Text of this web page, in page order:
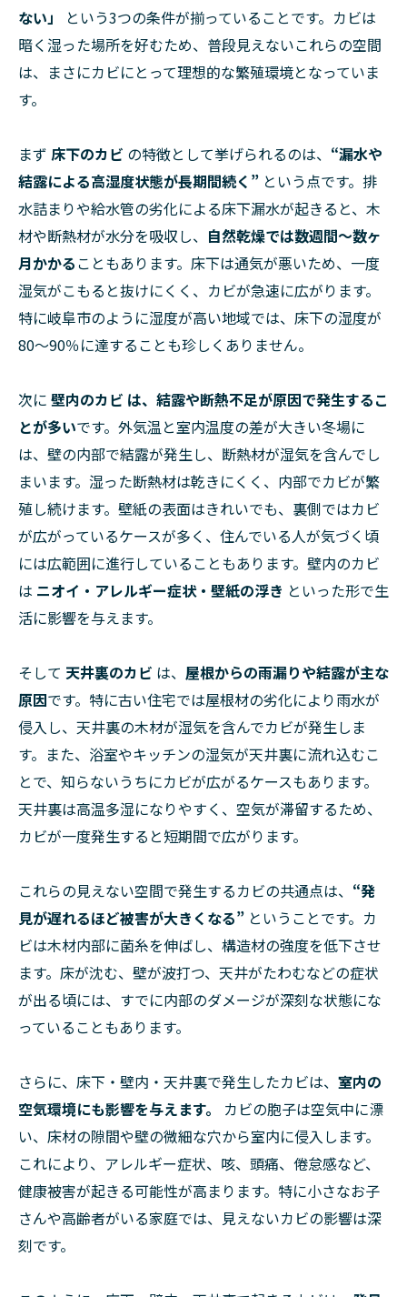
ない」
という3つの条件が揃っていることです。カビは
暗く湿った場所を好むため、普段見えないこれらの空間
は、まさにカビにとって理想的な繁殖環境となっていま
す。
まず 床下のカビ の特徴として挙げられるのは、 “漏水や
結露による高湿度状態が長期間続く” という点です。排
水詰まりや給水管の劣化による床下漏水が起きると、木
材や断熱材が水分を吸収し、 自然乾燥では数週間〜数ヶ
月かかることもあります。床下は通気が悪いため、一度
湿気がこもると抜けにくく、カビが急速に広がります。
特に岐阜市のように湿度が高い地域では、床下の湿度が
80〜90％に達することも珍しくありません。
次に 壁内のカビ は、結露や断熱不足が原因で発生するこ
とが多いです。外気温と室内温度の差が大きい冬場に
は、壁の内部で結露が発生し、断熱材が湿気を含んでし
まいます。湿った断熱材は乾きにくく、内部でカビが繁
殖し続けます。壁紙の表面はきれいでも、裏側ではカビ
が広がっているケースが多く、住んでいる人が気づく頃
には広範囲に進行していることもあります。壁内のカビ
は ニオイ・アレルギー症状・壁紙の浮き といった形で生
活に影響を与えます。
そして 天井裏のカビ は、 屋根からの雨漏りや結露が主な
原因です。特に古い住宅では屋根材の劣化により雨水が
侵入し、天井裏の木材が湿気を含んでカビが発生しま
す。また、浴室やキッチンの湿気が天井裏に流れ込むこ
とで、知らないうちにカビが広がるケースもあります。
天井裏は高温多湿になりやすく、空気が滞留するため、
カビが一度発生すると短期間で広がります。
これらの見えない空間で発生するカビの共通点は、 “発
見が遅れるほど被害が大きくなる” ということです。カ
ビは木材内部に菌糸を伸ばし、構造材の強度を低下させ
ます。床が沈む、壁が波打つ、天井がたわむなどの症状
が出る頃には、すでに内部のダメージが深刻な状態にな
っていることもあります。
さらに、床下・壁内・天井裏で発生したカビは、 室内の
空気環境にも影響を与えます。
カビの胞子は空気中に漂
い、床材の隙間や壁の微細な穴から室内に侵入します。
これにより、アレルギー症状、咳、頭痛、倦怠感など、
健康被害が起きる可能性が高まります。特に小さなお子
さんや高齢者がいる家庭では、見えないカビの影響は深
刻です。